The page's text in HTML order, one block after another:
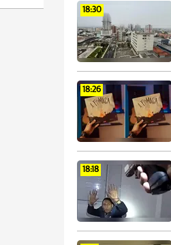
18:30
18:26
18:18